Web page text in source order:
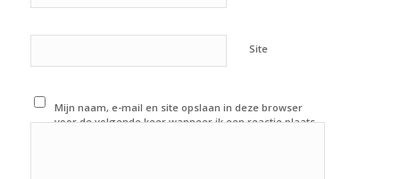
Site
Mijn naam, e-mail en site opslaan in deze browser
voor de volgende keer wanneer ik een reactie plaats.